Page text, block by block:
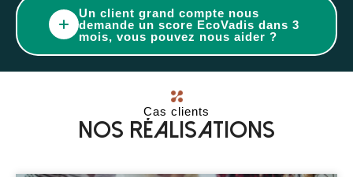
mesurables : réduction de la facture énergétique,
meilleures notes aux appels d'offres, réduction des
chiffrer le ROI avant de commencer.
Un client grand compte nous
demande un score EcoVadis dans 3
mois, vous pouvez nous aider ?
sur le score, et on structure le dossier. 3 mois c'est court
mais possible selon votre point de départ.
Cas clients
Nos réalisations